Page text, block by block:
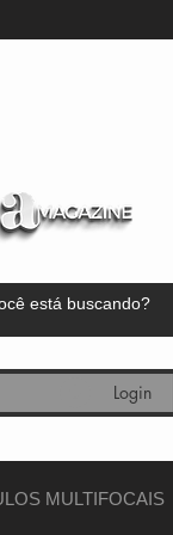
Login
MULTIFOCAIS